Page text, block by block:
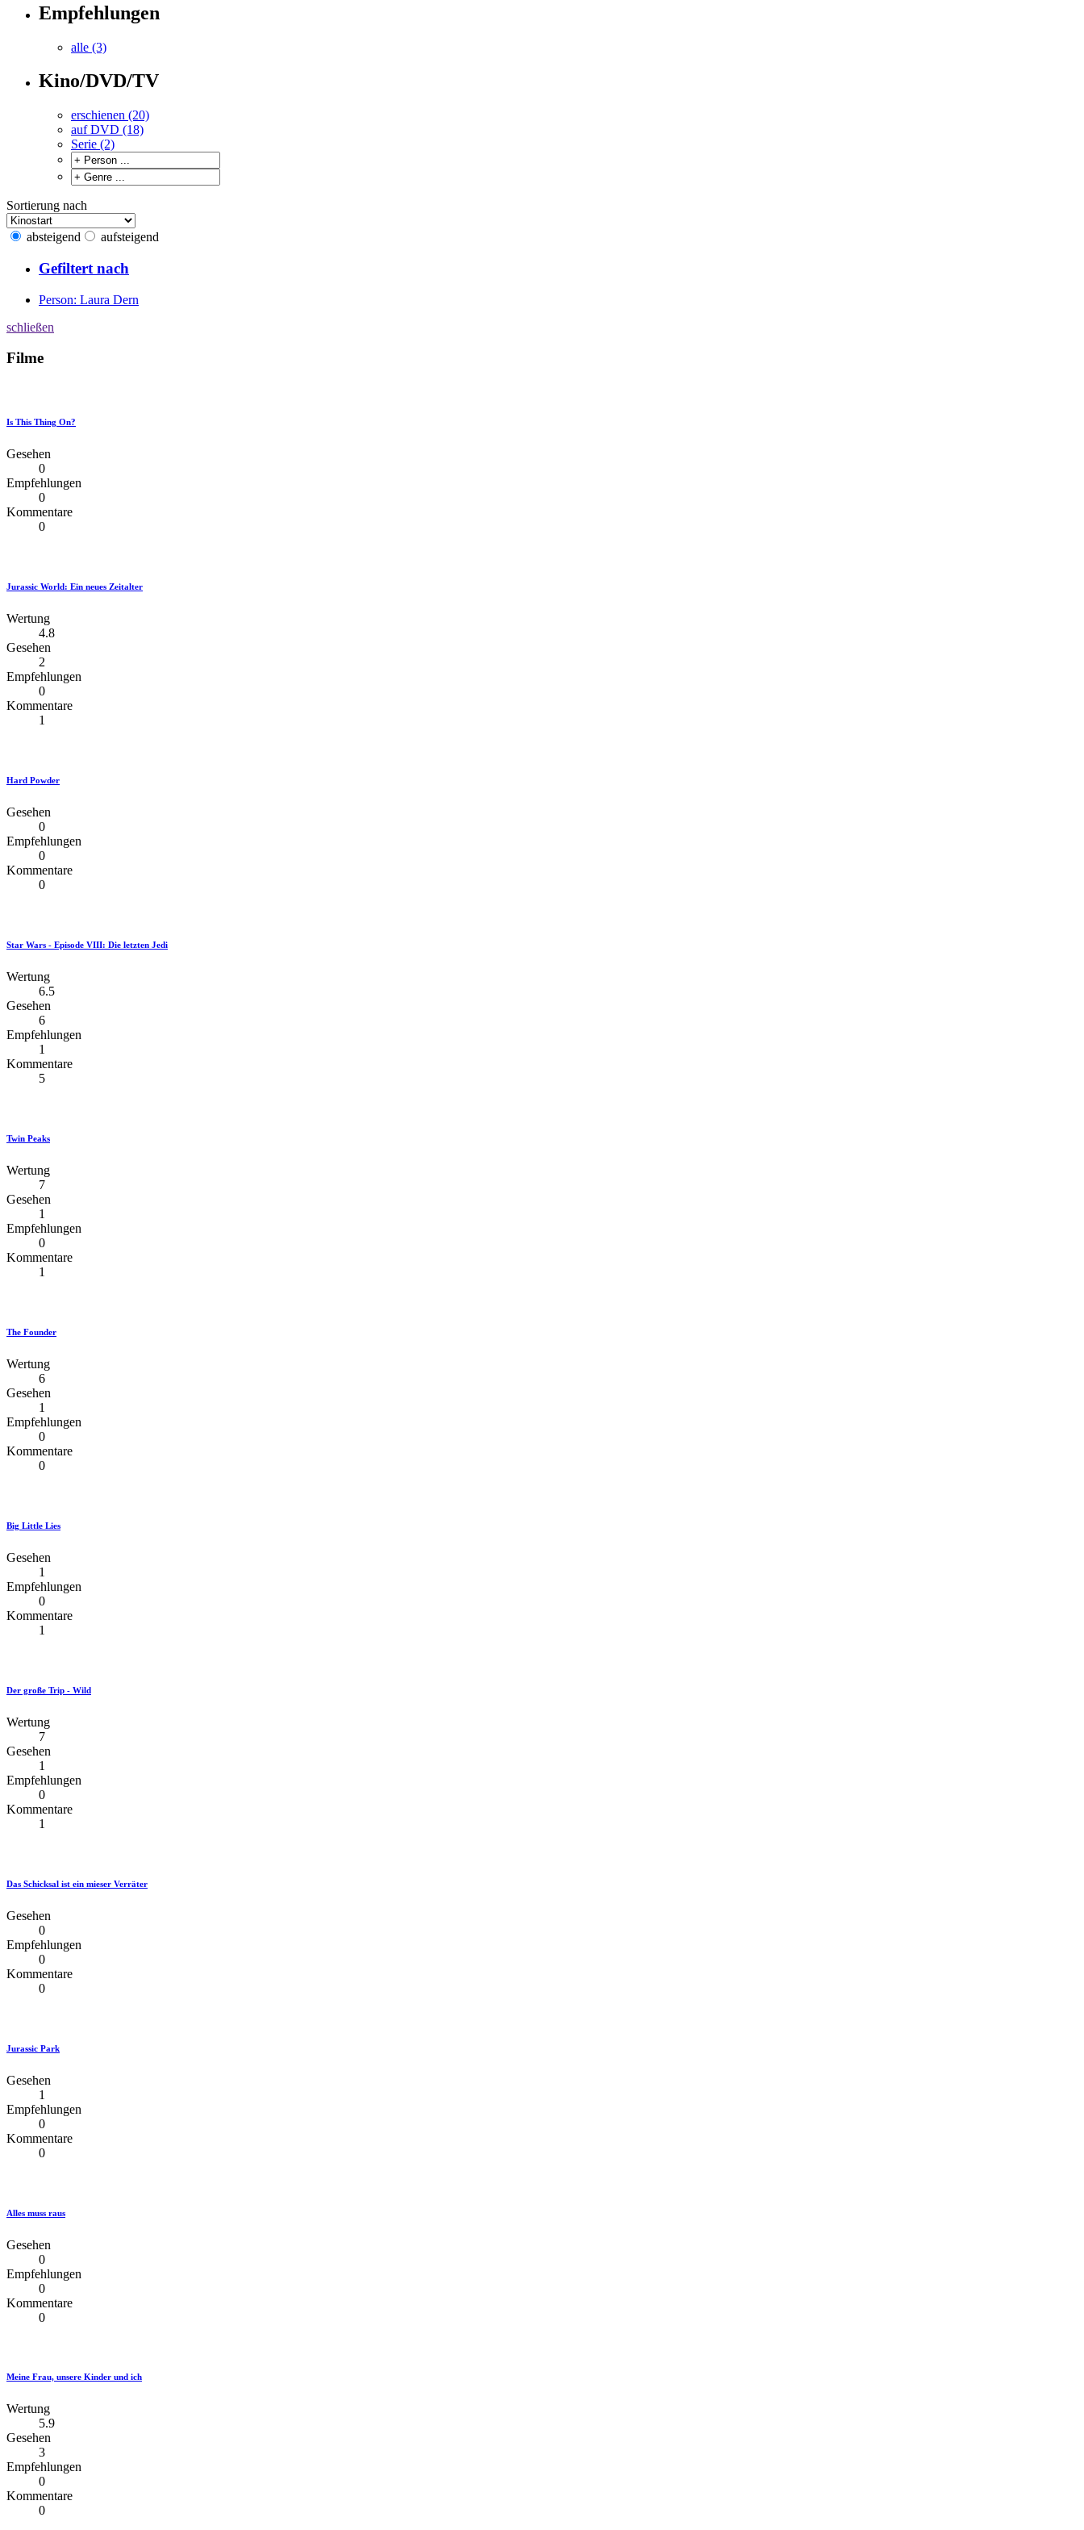
Empfehlungen
alle (3)
Kino/DVD/TV
erschienen (20)
auf DVD (18)
Serie (2)
Sortierung nach
absteigend aufsteigend
Gefiltert nach
Person: Laura Dern
schließen
Filme
Is This Thing On?
Gesehen
0
Empfehlungen
0
Kommentare
0
Jurassic World: Ein neues Zeitalter
Wertung
4.8
Gesehen
2
Empfehlungen
0
Kommentare
1
Hard Powder
Gesehen
0
Empfehlungen
0
Kommentare
0
Star Wars - Episode VIII: Die letzten Jedi
Wertung
6.5
Gesehen
6
Empfehlungen
1
Kommentare
5
Twin Peaks
Wertung
7
Gesehen
1
Empfehlungen
0
Kommentare
1
The Founder
Wertung
6
Gesehen
1
Empfehlungen
0
Kommentare
0
Big Little Lies
Gesehen
1
Empfehlungen
0
Kommentare
1
Der große Trip - Wild
Wertung
7
Gesehen
1
Empfehlungen
0
Kommentare
1
Das Schicksal ist ein mieser Verräter
Gesehen
0
Empfehlungen
0
Kommentare
0
Jurassic Park
Gesehen
1
Empfehlungen
0
Kommentare
0
Alles muss raus
Gesehen
0
Empfehlungen
0
Kommentare
0
Meine Frau, unsere Kinder und ich
Wertung
5.9
Gesehen
3
Empfehlungen
0
Kommentare
0